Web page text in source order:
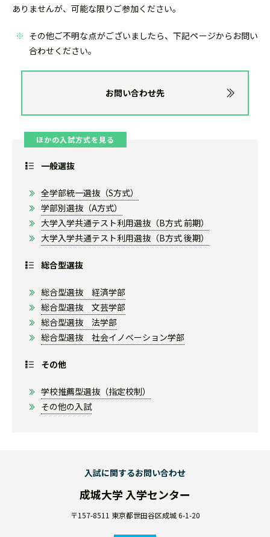
ありませんが、可能な限りご参加ください。
その他ご不明な点がございましたら、下記ページからお問い
合わせください。
お問い合わせ先
ほかの入試方式を見る
一般選抜
全学部統一選抜（S方式）
学部別選抜（A方式）
大学入学共通テスト利用選抜（B方式 前期）
大学入学共通テスト利用選抜（B方式 後期）
総合型選抜
総合型選抜 経済学部
総合型選抜 文芸学部
総合型選抜 法学部
総合型選抜 社会イノベーション学部
その他
学校推薦型選抜（指定校制）
その他の入試
入試に関するお問い合わせ
成城大学 入学センター
〒157-8511 東京都世田谷区成城 6-1-20